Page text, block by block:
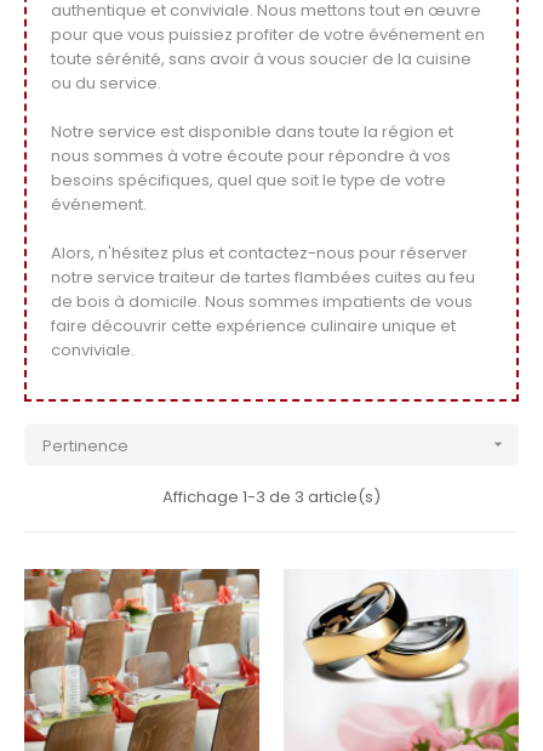
authentique et conviviale. Nous mettons tout en œuvre
pour que vous puissiez profiter de votre événement en
toute sérénité, sans avoir à vous soucier de la cuisine
ou du service.
Notre service est disponible dans toute la région et
nous sommes à votre écoute pour répondre à vos
besoins spécifiques, quel que soit le type de votre
événement.
Alors, n'hésitez plus et contactez-nous pour réserver
notre service traiteur de tartes flambées cuites au feu
de bois à domicile. Nous sommes impatients de vous
faire découvrir cette expérience culinaire unique et
conviviale.
Pertinence 
Affichage 1-3 de 3 article(s)